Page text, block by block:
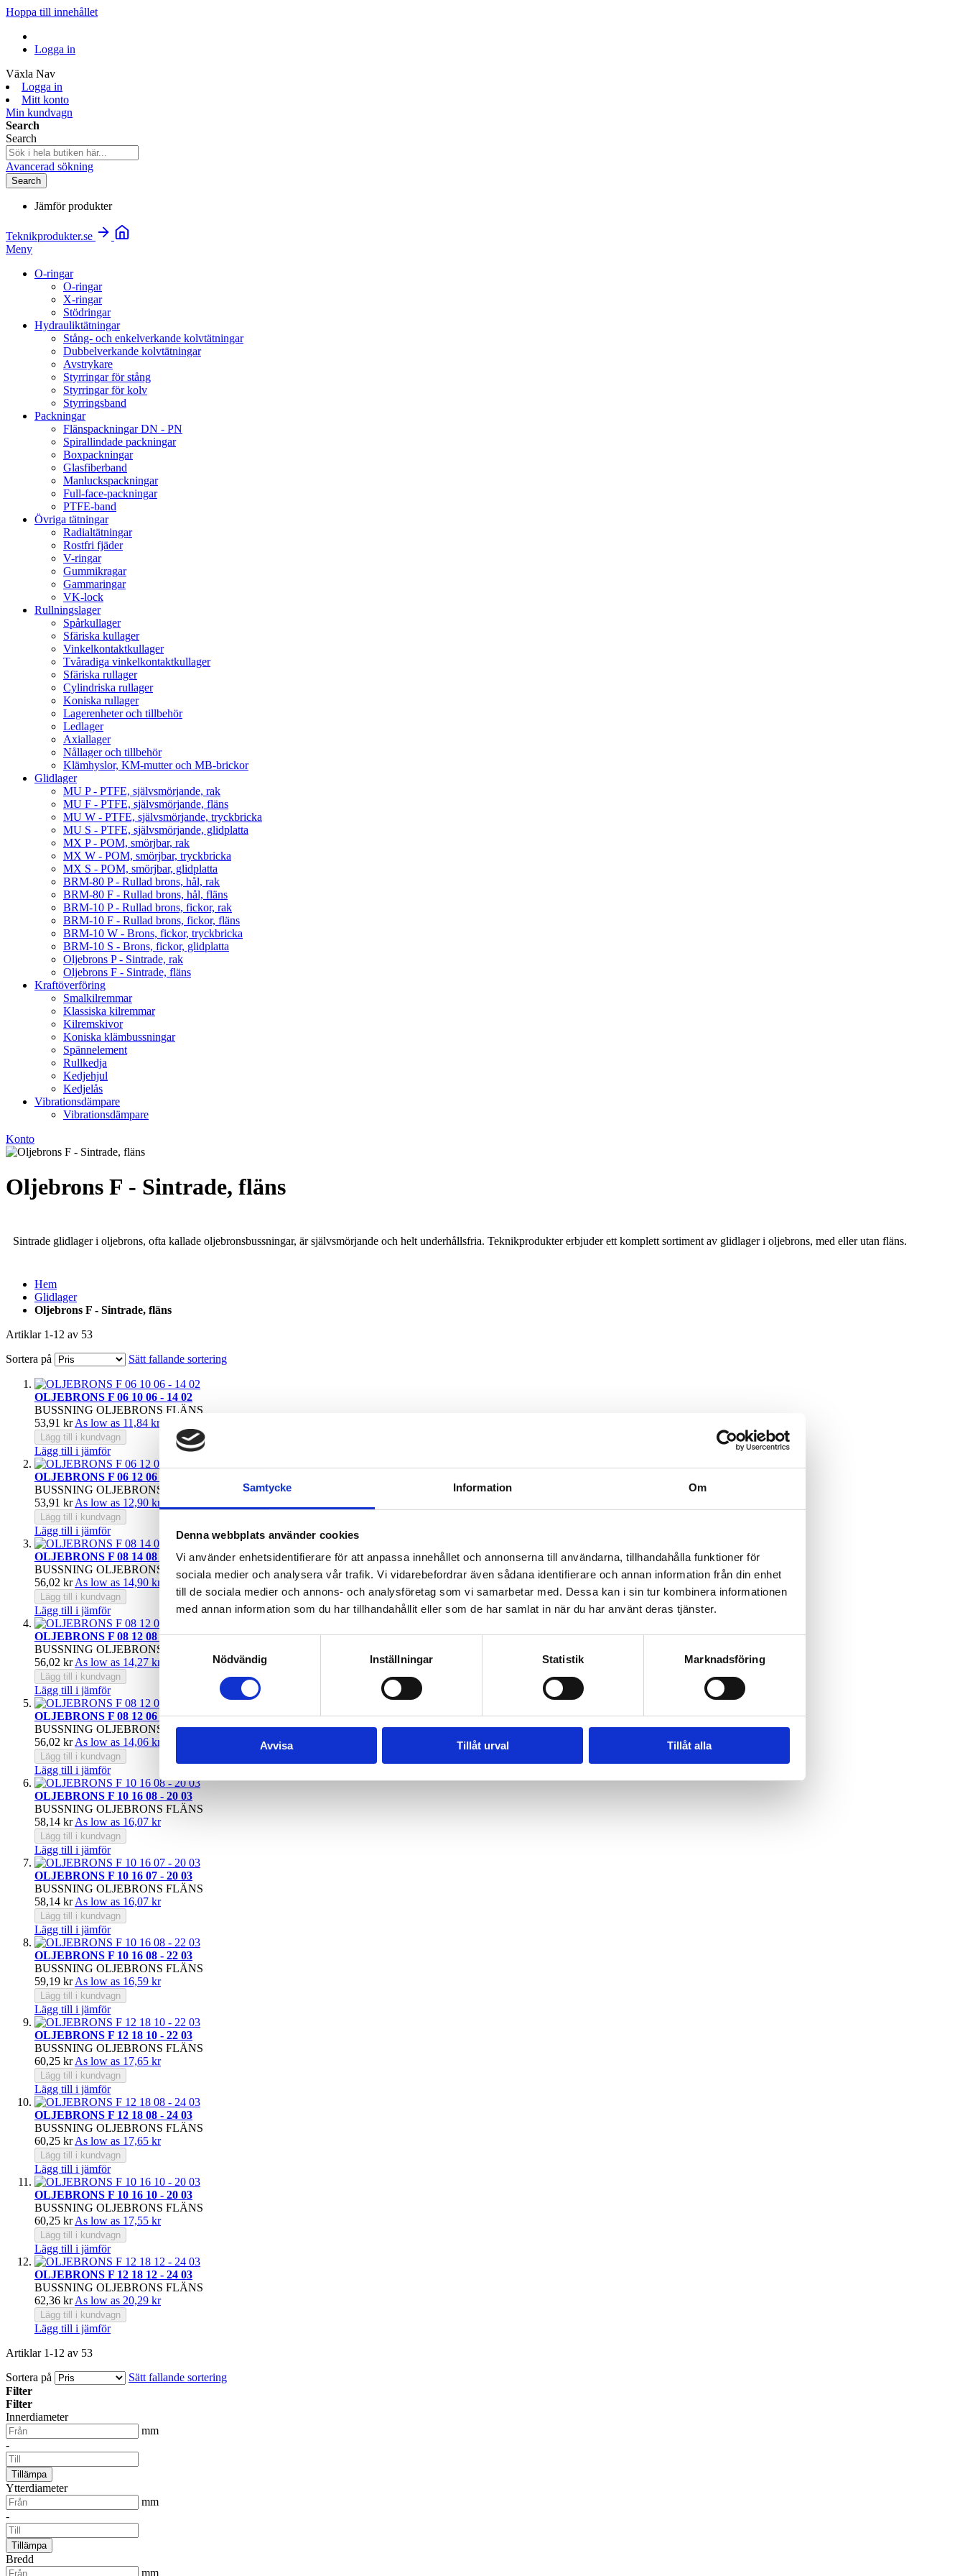
Samtycke Information Om
Denna webbplats använder cookies
Vi använder enhetsidentifierare för att anpassa innehållet och annonserna till användarna, tillhandahålla funktioner för
sociala medier och analysera vår trafik. Vi vidarebefordrar även sådana identifierare och annan information från din enhet
till de sociala medier och annons- och analysföretag som vi samarbetar med. Dessa kan i sin tur kombinera informationen
med annan information som du har tillhandahållit eller som de har samlat in när du har använt deras tjänster.
Samtyckesval
Nödvändig
Inställningar Statistik Marknadsföring
Avvisa Tillåt urval Tillåt alla
Hoppa till innehållet
Logga in
Växla Nav
Logga in
Mitt konto
Min kundvagn
Search
Search
Avancerad sökning
Search
Jämför produkter
Teknikprodukter.se
Meny
O-ringar
O-ringar
X-ringar
Stödringar
Hydrauliktätningar
Stång- och enkelverkande kolvtätningar
Dubbelverkande kolvtätningar
Avstrykare
Styrringar för stång
Styrringar för kolv
Styrringsband
Packningar
Flänspackningar DN - PN
Spirallindade packningar
Boxpackningar
Glasfiberband
Manluckspackningar
Full-face-packningar
PTFE-band
Övriga tätningar
Radialtätningar
Rostfri fjäder
V-ringar
Gummikragar
Gammaringar
VK-lock
Rullningslager
Spårkullager
Sfäriska kullager
Vinkelkontaktkullager
Tvåradiga vinkelkontaktkullager
Sfäriska rullager
Cylindriska rullager
Koniska rullager
Lagerenheter och tillbehör
Ledlager
Axiallager
Nållager och tillbehör
Klämhyslor, KM-mutter och MB-brickor
Glidlager
MU P - PTFE, självsmörjande, rak
MU F - PTFE, självsmörjande, fläns
MU W - PTFE, självsmörjande, tryckbricka
MU S - PTFE, självsmörjande, glidplatta
MX P - POM, smörjbar, rak
MX W - POM, smörjbar, tryckbricka
MX S - POM, smörjbar, glidplatta
BRM-80 P - Rullad brons, hål, rak
BRM-80 F - Rullad brons, hål, fläns
BRM-10 P - Rullad brons, fickor, rak
BRM-10 F - Rullad brons, fickor, fläns
BRM-10 W - Brons, fickor, tryckbricka
BRM-10 S - Brons, fickor, glidplatta
Oljebrons P - Sintrade, rak
Oljebrons F - Sintrade, fläns
Kraftöverföring
Smalkilremmar
Klassiska kilremmar
Kilremskivor
Koniska klämbussningar
Spännelement
Rullkedja
Kedjehjul
Kedjelås
Vibrationsdämpare
Vibrationsdämpare
Konto
Oljebrons F - Sintrade, fläns
Sintrade glidlager i oljebrons, ofta kallade oljebronsbussningar, är självsmörjande och helt underhållsfria. Teknikprodukter erbjuder ett komplett sortiment av glidlager i oljebrons, med eller utan fläns.
Hem
Glidlager
Oljebrons F - Sintrade, fläns
Artiklar 1-12 av 53
Sortera på
Sätt fallande sortering
OLJEBRONS F 06 10 06 - 14 02
BUSSNING OLJEBRONS FLÄNS
53,91 kr As low as 11,84 kr
Lägg till i kundvagn
Lägg till i jämför
OLJEBRONS F 06 12 06 - 14 02
BUSSNING OLJEBRONS FLÄNS
53,91 kr As low as 12,90 kr
Lägg till i kundvagn
Lägg till i jämför
OLJEBRONS F 08 14 08 - 18 03
BUSSNING OLJEBRONS FLÄNS
56,02 kr As low as 14,90 kr
Lägg till i kundvagn
Lägg till i jämför
OLJEBRONS F 08 12 08 - 16 02
BUSSNING OLJEBRONS FLÄNS
56,02 kr As low as 14,27 kr
Lägg till i kundvagn
Lägg till i jämför
OLJEBRONS F 08 12 06 - 16 02
BUSSNING OLJEBRONS FLÄNS
56,02 kr As low as 14,06 kr
Lägg till i kundvagn
Lägg till i jämför
OLJEBRONS F 10 16 08 - 20 03
BUSSNING OLJEBRONS FLÄNS
58,14 kr As low as 16,07 kr
Lägg till i kundvagn
Lägg till i jämför
OLJEBRONS F 10 16 07 - 20 03
BUSSNING OLJEBRONS FLÄNS
58,14 kr As low as 16,07 kr
Lägg till i kundvagn
Lägg till i jämför
OLJEBRONS F 10 16 08 - 22 03
BUSSNING OLJEBRONS FLÄNS
59,19 kr As low as 16,59 kr
Lägg till i kundvagn
Lägg till i jämför
OLJEBRONS F 12 18 10 - 22 03
BUSSNING OLJEBRONS FLÄNS
60,25 kr As low as 17,65 kr
Lägg till i kundvagn
Lägg till i jämför
OLJEBRONS F 12 18 08 - 24 03
BUSSNING OLJEBRONS FLÄNS
60,25 kr As low as 17,65 kr
Lägg till i kundvagn
Lägg till i jämför
OLJEBRONS F 10 16 10 - 20 03
BUSSNING OLJEBRONS FLÄNS
60,25 kr As low as 17,55 kr
Lägg till i kundvagn
Lägg till i jämför
OLJEBRONS F 12 18 12 - 24 03
BUSSNING OLJEBRONS FLÄNS
62,36 kr As low as 20,29 kr
Lägg till i kundvagn
Lägg till i jämför
Artiklar 1-12 av 53
Sortera på
Sätt fallande sortering
Filter
Filter
Innerdiameter
mm
-
Tillämpa
Ytterdiameter
mm
-
Tillämpa
Bredd
mm